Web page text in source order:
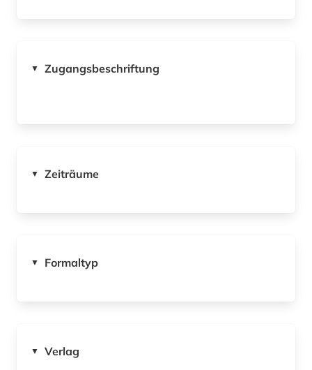
▼ Zugangsbeschriftung
▼ Zeiträume
▼ Formaltyp
▼ Verlag